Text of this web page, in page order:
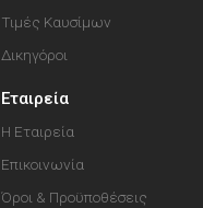
Τιμές Καυσίμων
Δικηγόροι
Εταιρεία
Η Εταιρεία
Επικοινωνία
Όροι & Προϋποθέσεις